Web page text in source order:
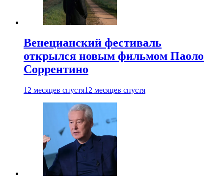
Венецианский фестиваль
открылся новым фильмом Паоло
Соррентино
12 месяцев спустя12 месяцев спустя